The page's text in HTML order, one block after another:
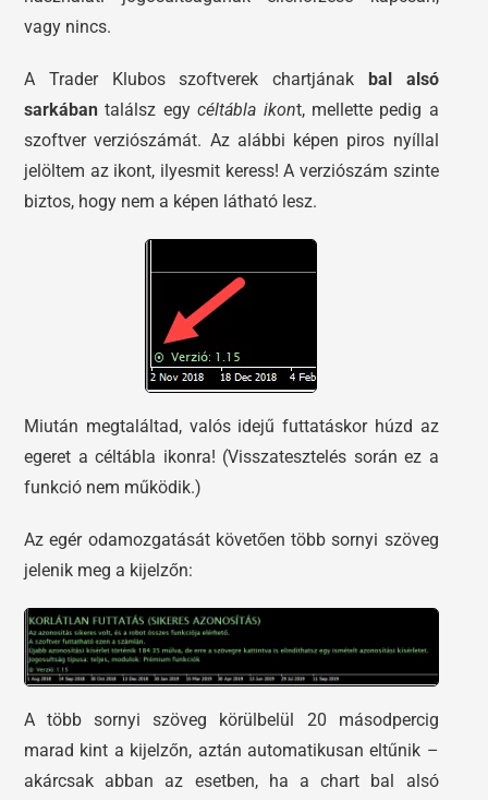
vagy nincs.
A Trader Klubos szoftverek chartjának
bal alsó
sarkábantalálsz egycéltábla ikont, mellette pedig a
szoftver verziószámát. Az alábbi képen piros nyíllal
jelöltem az ikont, ilyesmit keress! A verziószám szinte
biztos, hogy nem a képen látható lesz.
Miután megtaláltad, valós idejű futtatáskor húzd az
egeret a céltábla ikonra! (Visszatesztelés során ez a
funkció nem működik.)
Az egér odamozgatását követően több sornyi szöveg
jelenik meg a kijelzőn:
A több sornyi szöveg körülbelül 20 másodpercig
marad kint a kijelzőn, aztán automatikusan eltűnik –
akárcsak abban az esetben, ha a chart bal alsó